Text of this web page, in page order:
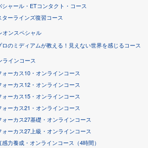
シャール・ETコンタクト・コース
ターラインズ復習コース
オンスペシャル
ロのミディアムが教える！見えない世界を感じるコース
ラインコース
ォーカス10・オンラインコース
ォーカス12・オンラインコース
ォーカス15・オンラインコース
ォーカス21・オンラインコース
ォーカス27基礎・オンラインコース
ォーカス27上級・オンラインコース
感力養成・オンラインコース（4時間）